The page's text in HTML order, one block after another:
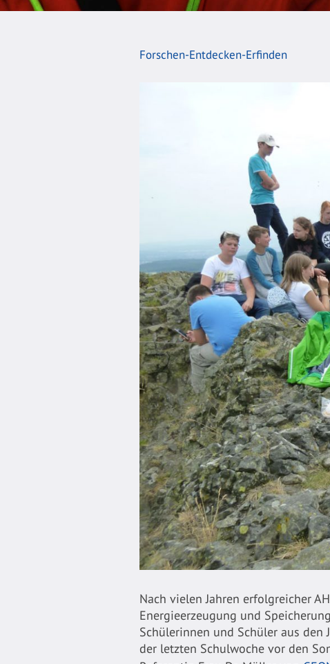
Forschen-Entdecken-Erfinden
Nach vielen Jahren erfolgreicher
Energieerzeugung und
Schülerinnen und Schüler aus den
der letzten Schulwoche vor den